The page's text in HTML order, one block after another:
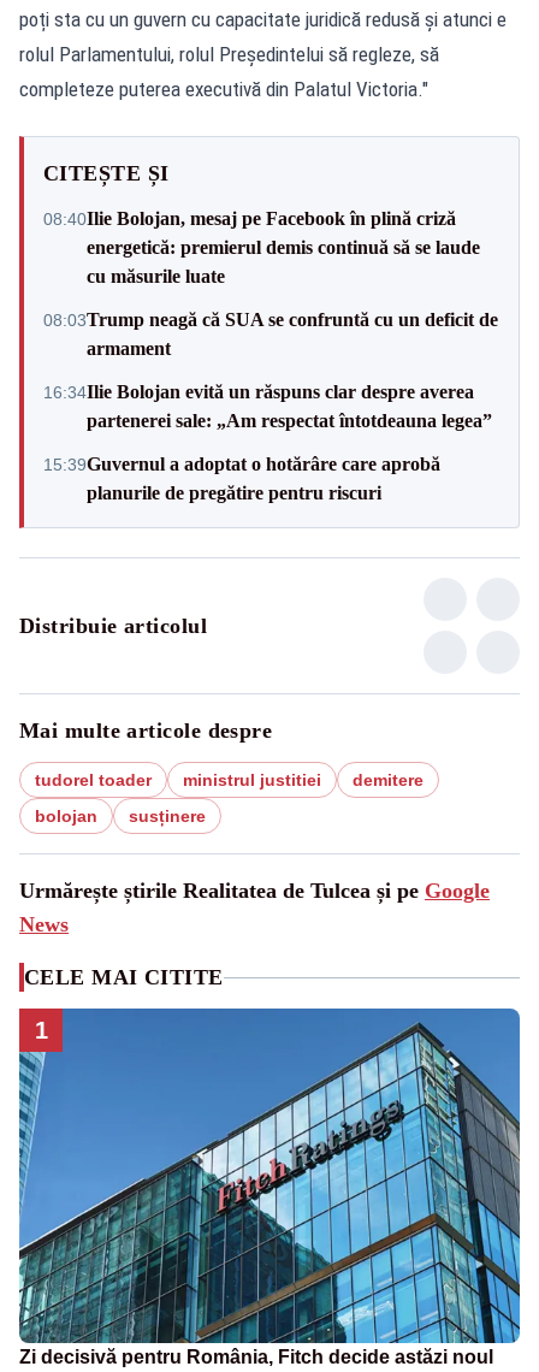
poți sta cu un guvern cu capacitate juridică redusă și atunci e
rolul Parlamentului, rolul Președintelui să regleze, să
completeze puterea executivă din Palatul Victoria."
CITEȘTE ȘI
08:40Ilie Bolojan, mesaj pe Facebook în plină criză
energetică: premierul demis continuă să se laude
cu măsurile luate
08:03Trump neagă că SUA se confruntă cu un deficit de
armament
16:34Ilie Bolojan evită un răspuns clar despre averea
partenerei sale: „Am respectat întotdeauna legea”
15:39Guvernul a adoptat o hotărâre care aprobă
planurile de pregătire pentru riscuri
Distribuie articolul
Mai multe articole despre
tudorel toader ministrul justitiei
demitere
bolojan
susținere
Urmărește știrile Realitatea de Tulcea și pe Google
News
CELE MAI CITITE
1
Zi decisivă pentru România, Fitch decide astăzi noul